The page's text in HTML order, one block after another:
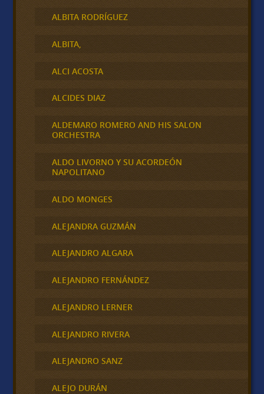
ALBITA RODRÍGUEZ
ALBITA,
ALCI ACOSTA
ALCIDES DIAZ
ALDEMARO ROMERO AND HIS SALON
ORCHESTRA
ALDO LIVORNO Y SU ACORDEÓN
NAPOLITANO
ALDO MONGES
ALEJANDRA GUZMÁN
ALEJANDRO ALGARA
ALEJANDRO FERNÁNDEZ
ALEJANDRO LERNER
ALEJANDRO RIVERA
ALEJANDRO SANZ
ALEJO DURÁN